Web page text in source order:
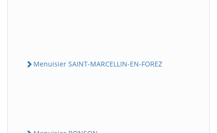
Menuisier SAINT-MARCELLIN-EN-FOREZ